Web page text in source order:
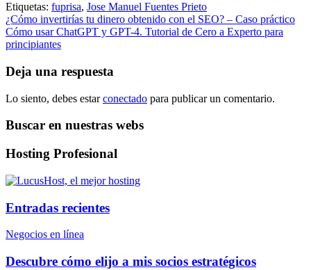
Etiquetas: fuprisa, Jose Manuel Fuentes Prieto
Navegación
de
¿Cómo invertirías tu dinero obtenido con el SEO? – Caso práctico
Cómo usar ChatGPT y GPT-4. Tutorial de Cero a Experto para
principiantes
Deja una respuesta
Lo siento, debes estarconectado para publicar un comentario.
Buscar en nuestras webs
Hosting Profesional
Entradas recientes
Negocios en línea
Descubre cómo elijo a mis socios estratégicos